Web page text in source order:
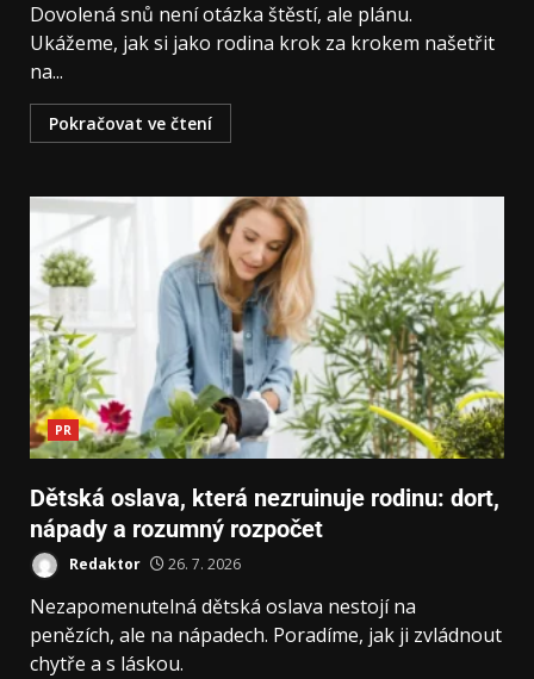
Dovolená snů není otázka štěstí, ale plánu.
Ukážeme, jak si jako rodina krok za krokem našetřit
na...
Pokračovat ve čtení
PR
Dětská oslava, která nezruinuje rodinu: dort,
nápady a rozumný rozpočet
Redaktor 26. 7. 2026
Nezapomenutelná dětská oslava nestojí na
penězích, ale na nápadech. Poradíme, jak ji zvládnout
chytře a s láskou.